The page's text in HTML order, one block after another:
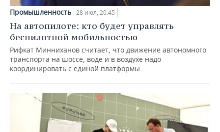
Промышленность 28 июл, 20:45
На автопилоте: кто будет управлять
беспилотной мобильностью
Рифкат Минниханов считает, что движение автономного
транспорта на шоссе, воде и в воздухе надо
координировать с единой платформы